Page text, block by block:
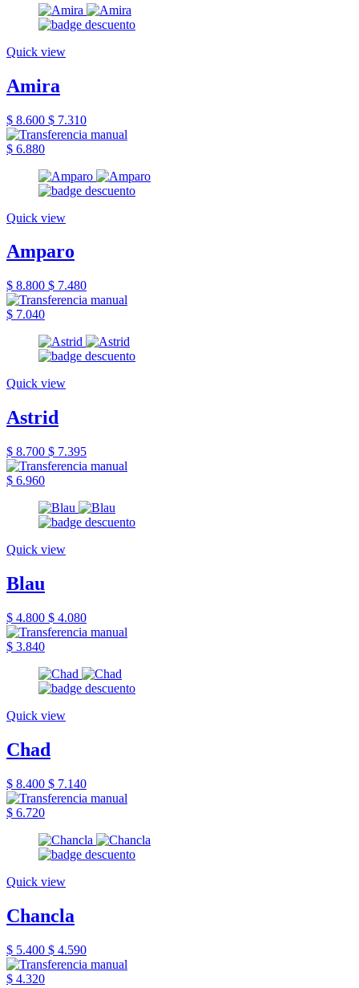
Quick view
Amira
$ 8.600 $ 7.310
$ 6.880
Quick view
Amparo
$ 8.800 $ 7.480
$ 7.040
Quick view
Astrid
$ 8.700 $ 7.395
$ 6.960
Quick view
Blau
$ 4.800 $ 4.080
$ 3.840
Quick view
Chad
$ 8.400 $ 7.140
$ 6.720
Quick view
Chancla
$ 5.400 $ 4.590
$ 4.320